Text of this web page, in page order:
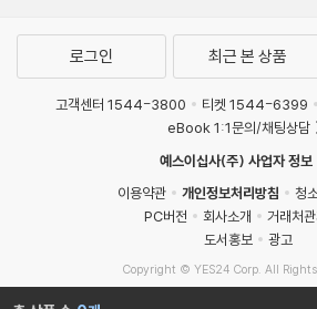
로그인 최근 본 상품
고객센터 1544-3800 티켓 1544-6399
eBook 1:1문의/채팅상담
예스이십사(주) 사업자 정보
이용약관
개인정보처리방침
청
PC버전
회사소개
거래처
도서홍보
광고
Copyright © YES24 Corp. All
MATOM9